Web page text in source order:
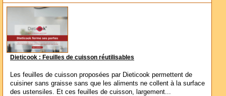
Dieticook : Feuilles de cuisson réutilisables
Les feuilles de cuisson proposées par Dieticook permettent de
cuisiner sans graisse sans que les aliments ne collent à la surface
des ustensiles. Et ces feuilles de cuisson, largement...